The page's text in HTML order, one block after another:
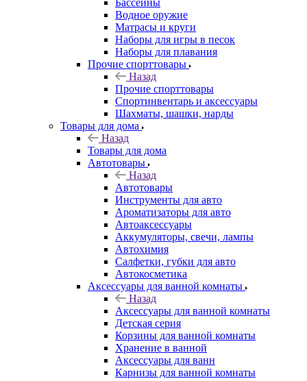
Бассейны
Водное оружие
Матрасы и круги
Наборы для игры в песок
Наборы для плавания
Прочие спорттовары
Назад
Прочие спорттовары
Спортинвентарь и аксессуары
Шахматы, шашки, нарды
Товары для дома
Назад
Товары для дома
Автотовары
Назад
Автотовары
Инструменты для авто
Ароматизаторы для авто
Автоаксессуары
Аккумуляторы, свечи, лампы
Автохимия
Салфетки, губки для авто
Автокосметика
Аксессуары для ванной комнаты
Назад
Аксессуары для ванной комнаты
Детская серия
Корзины для ванной комнаты
Хранение в ванной
Аксессуары для ванн
Карнизы для ванной комнаты